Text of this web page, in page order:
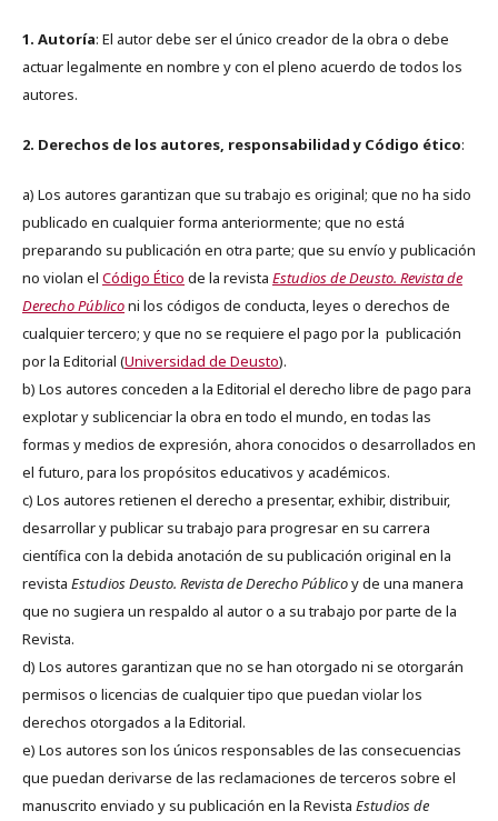
1. Autoría: El autor debe ser el único creador de la obra o debe
actuar legalmente en nombre y con el pleno acuerdo de todos los
autores.
2. Derechos de los autores, responsabilidad y Código ético:
a) Los autores garantizan que su trabajo es original; que no ha sido
publicado en cualquier forma anteriormente; que no está
preparando su publicación en otra parte; que su envío y publicación
no violan el Código Ético de la revista Estudios de Deusto. Revista de
Derecho Públiconi los códigos de conducta, leyes o derechos de
cualquier tercero; y que no se requiere el pago por la publicación
por la Editorial (Universidad de Deusto).
b) Los autores conceden a la Editorial el derecho libre de pago para
explotar y sublicenciar la obra en todo el mundo, en todas las
formas y medios de expresión, ahora conocidos o desarrollados en
el futuro, para los propósitos educativos y académicos.
c) Los autores retienen el derecho a presentar, exhibir, distribuir,
desarrollar y publicar su trabajo para progresar en su carrera
científica con la debida anotación de su publicación original en la
revista Estudios Deusto. Revista de Derecho Públicoy de una manera
que no sugiera un respaldo al autor o a su trabajo por parte de la
Revista.
d) Los autores garantizan que no se han otorgado ni se otorgarán
permisos o licencias de cualquier tipo que puedan violar los
derechos otorgados a la Editorial.
e) Los autores son los únicos responsables de las consecuencias
que puedan derivarse de las reclamaciones de terceros sobre el
manuscrito enviado y su publicación en la Revista Estudios de